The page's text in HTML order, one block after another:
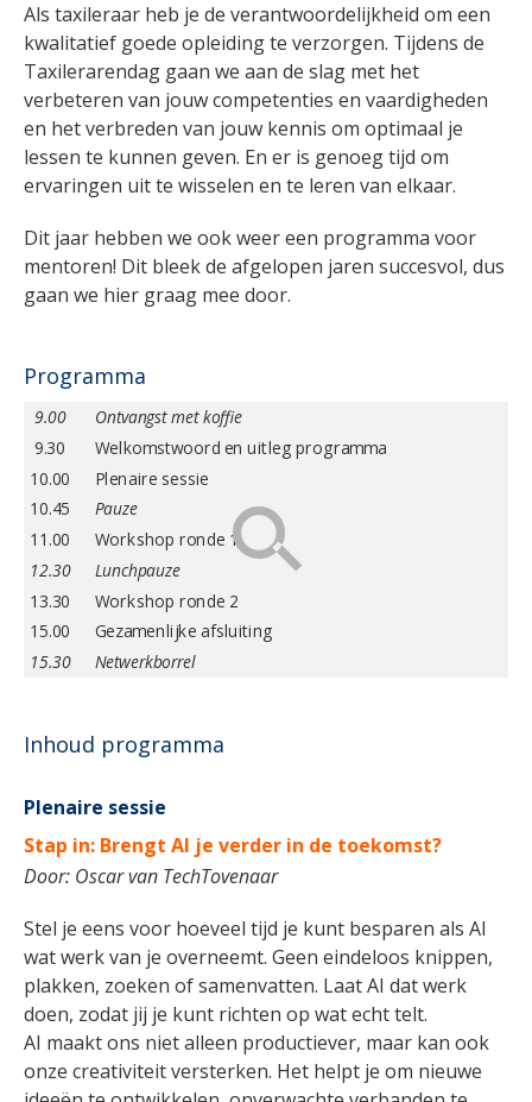
Als taxileraar heb je de verantwoordelijkheid om een
kwalitatief goede opleiding te verzorgen. Tijdens de
Taxilerarendag gaan we aan de slag met het
verbeteren van jouw competenties en vaardigheden
en het verbreden van jouw kennis om optimaal je
lessen te kunnen geven. En er is genoeg tijd om
ervaringen uit te wisselen en te leren van elkaar.
Dit jaar hebben we ook weer een programma voor
mentoren! Dit bleek de afgelopen jaren succesvol, dus
gaan we hier graag mee door.
Programma
9.00 Ontvangst met koffie
9.30 Welkomstwoord en uitleg programma
10.00 Plenaire sessie
10.45 Pauze
11.00 Workshop ronde 1
12.30 Lunchpauze
13.30 Workshop ronde 2
15.00 Gezamenlijke afsluiting
15.30 Netwerkborrel
Inhoud programma
Plenaire sessie
Stap in: Brengt AI je verder in de toekomst?
Door: Oscar van TechTovenaar
Stel je eens voor hoeveel tijd je kunt besparen als AI
wat werk van je overneemt. Geen eindeloos knippen,
plakken, zoeken of samenvatten. Laat AI dat werk
doen, zodat jij je kunt richten op wat echt telt.
AI maakt ons niet alleen productiever, maar kan ook
onze creativiteit versterken. Het helpt je om nieuwe